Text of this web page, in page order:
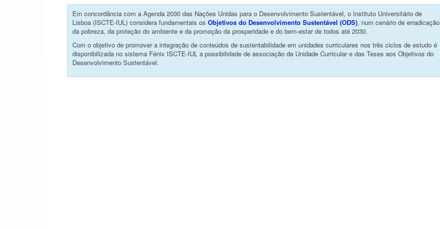
Em concordância com a Agenda 2030 das Nações Unidas para o Desenvolvimento Sustentável, o Instituto Universitário de
Lisboa (ISCTE-IUL) considera fundamentais os Objetivos do Desenvolvimento Sustentável (ODS), num cenário de erradicação
da pobreza, da proteção do ambiente e da promoção da prosperidade e do bem-estar de todos até 2030.
Com o objetivo de promover a integração de conteúdos de sustentabilidade em unidades curriculares nos três ciclos de estudo é
disponibilizada no sistema Fénix ISCTE-IUL a possibilidade de associação da Unidade Curricular e das Teses aos Objetivos do
Desenvolvimento Sustentável.